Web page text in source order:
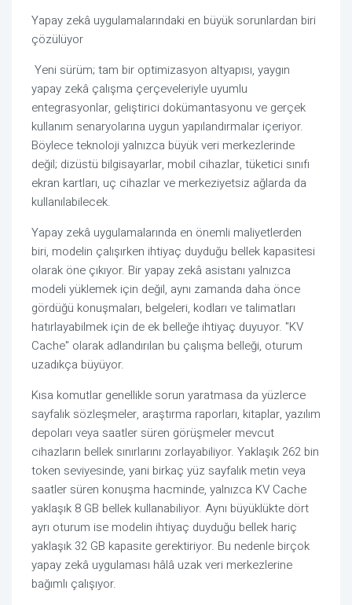
Yapay zekâ uygulamalarındaki en büyük sorunlardan biri
çözülüyor
Yeni sürüm; tam bir optimizasyon altyapısı, yaygın
yapay zekâ çalışma çerçeveleriyle uyumlu
entegrasyonlar, geliştirici dokümantasyonu ve gerçek
kullanım senaryolarına uygun yapılandırmalar içeriyor.
Böylece teknoloji yalnızca büyük veri merkezlerinde
değil; dizüstü bilgisayarlar, mobil cihazlar, tüketici sınıfı
ekran kartları, uç cihazlar ve merkeziyetsiz ağlarda da
kullanılabilecek.
Yapay zekâ uygulamalarında en önemli maliyetlerden
biri, modelin çalışırken ihtiyaç duyduğu bellek kapasitesi
olarak öne çıkıyor. Bir yapay zekâ asistanı yalnızca
modeli yüklemek için değil, aynı zamanda daha önce
gördüğü konuşmaları, belgeleri, kodları ve talimatları
hatırlayabilmek için de ek belleğe ihtiyaç duyuyor. "KV
Cache" olarak adlandırılan bu çalışma belleği, oturum
uzadıkça büyüyor.
Kısa komutlar genellikle sorun yaratmasa da yüzlerce
sayfalık sözleşmeler, araştırma raporları, kitaplar, yazılım
depoları veya saatler süren görüşmeler mevcut
cihazların bellek sınırlarını zorlayabiliyor. Yaklaşık 262 bin
token seviyesinde, yani birkaç yüz sayfalık metin veya
saatler süren konuşma hacminde, yalnızca KV Cache
yaklaşık 8 GB bellek kullanabiliyor. Aynı büyüklükte dört
ayrı oturum ise modelin ihtiyaç duyduğu bellek hariç
yaklaşık 32 GB kapasite gerektiriyor. Bu nedenle birçok
yapay zekâ uygulaması hâlâ uzak veri merkezlerine
bağımlı çalışıyor.